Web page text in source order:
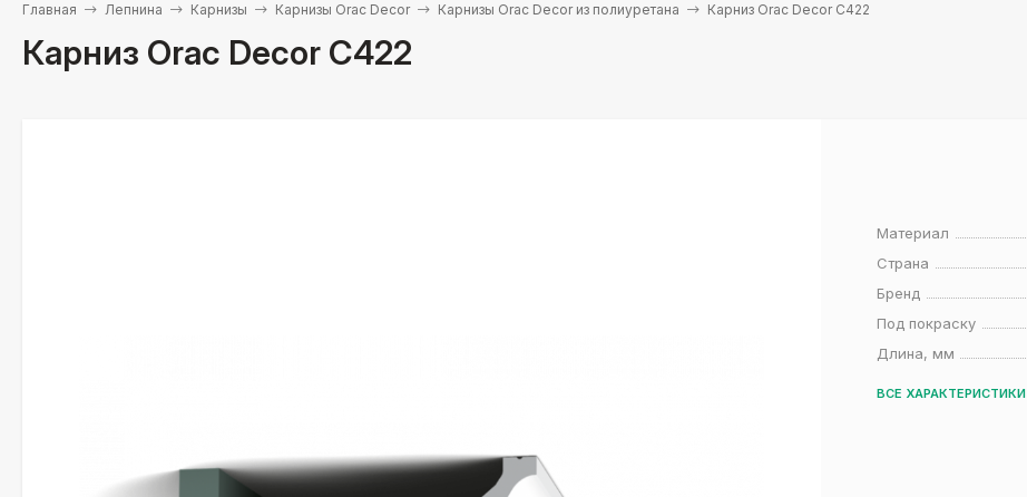
Главная Лепнина Карнизы Карнизы Orac Decor Карнизы Orac Decor из полиуретана Карниз Orac Decor C422
Карниз Orac Decor C422
Материал
Страна
Бренд
Под покраску
Длина, мм
ВСЕ ХАРАКТЕРИСТИКИ